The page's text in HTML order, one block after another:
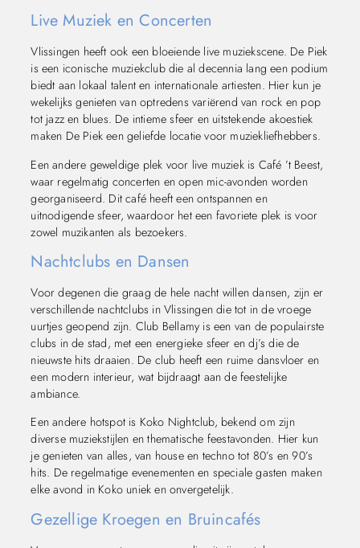
Live Muziek en Concerten
Vlissingen heeft ook een bloeiende live muziekscene. De Piek
is een iconische muziekclub die al decennia lang een podium
biedt aan lokaal talent en internationale artiesten. Hier kun je
wekelijks genieten van optredens variërend van rock en pop
tot jazz en blues. De intieme sfeer en uitstekende akoestiek
maken De Piek een geliefde locatie voor muziekliefhebbers.
Een andere geweldige plek voor live muziek is Café ’t Beest,
waar regelmatig concerten en open mic-avonden worden
georganiseerd. Dit café heeft een ontspannen en
uitnodigende sfeer, waardoor het een favoriete plek is voor
zowel muzikanten als bezoekers.
Nachtclubs en Dansen
Voor degenen die graag de hele nacht willen dansen, zijn er
verschillende nachtclubs in Vlissingen die tot in de vroege
uurtjes geopend zijn. Club Bellamy is een van de populairste
clubs in de stad, met een energieke sfeer en dj’s die de
nieuwste hits draaien. De club heeft een ruime dansvloer en
een modern interieur, wat bijdraagt aan de feestelijke
ambiance.
Een andere hotspot is Koko Nightclub, bekend om zijn
diverse muziekstijlen en thematische feestavonden. Hier kun
je genieten van alles, van house en techno tot 80’s en 90’s
hits. De regelmatige evenementen en speciale gasten maken
elke avond in Koko uniek en onvergetelijk.
Gezellige Kroegen en Bruincafés